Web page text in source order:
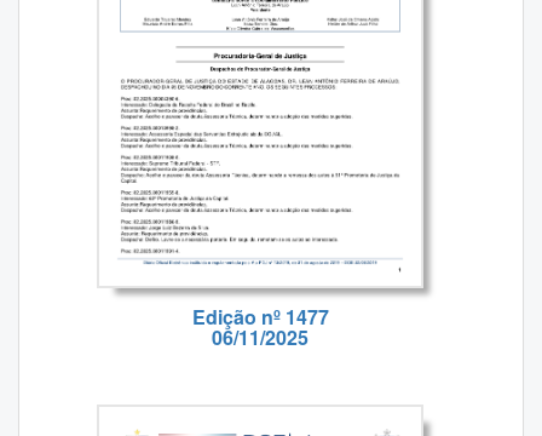
Edição nº 1477
06/11/2025